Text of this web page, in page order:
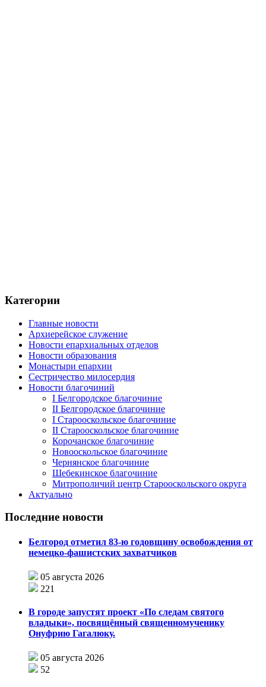
Категории
Главные новости
Архиерейское служение
Новости епархиальных отделов
Новости образования
Монастыри епархии
Сестричество милосердия
Новости благочиний
I Белгородское благочиние
II Белгородское благочиние
I Старооскольское благочиние
II Старооскольское благочиние
Корочанское благочиние
Новооскольское благочиние
Чернянское благочиние
Шебекинское благочиние
Митрополичий центр Старооскольского округа
Актуально
Последние новости
Белгород отметил 83-ю годовщину освобождения от
немецко-фашистских захватчиков
05 августа 2026
221
В городе запустят проект «По следам святого
владыки», посвящённый священномученику
Онуфрию Гагалюку.
05 августа 2026
52